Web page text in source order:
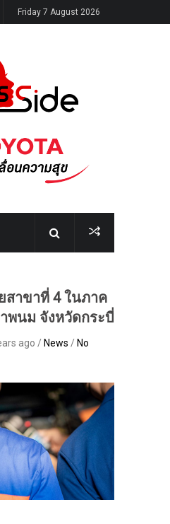
Friday 7 August 2026
สาขาที่ 4 ในภาค
พนม จังหวัดกระบี่
ago / News / No